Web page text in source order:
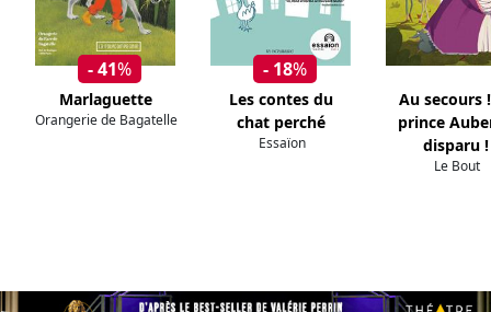
- 41%
Marlaguette
Orangerie de Bagatelle
- 18%
Les contes du
chat perché
Essaïon
Au secours
prince
disparu !
Le Bout